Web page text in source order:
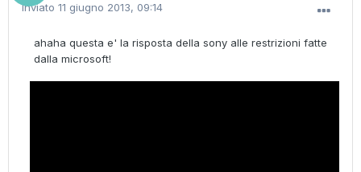
Inviato 11 giugno 2013, 09:14
ahaha questa e' la risposta della sony alle restrizioni fatte
dalla microsoft!